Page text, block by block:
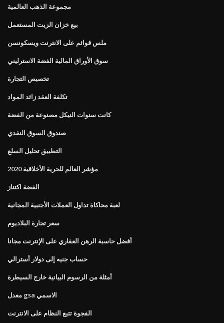
مجموعة الذهب العالمية
بيع خزان الزيت المستعمل
ملس قوائم على الانترنت ويسكونسن
سوق الأوراق المالية الفضة الاسترليني
تخصيص التجارة
تكلفة العقد زائد المواد
كانت سنوات النيكل مصنوعة من الفضة
صندوق السوق النقدي
التطبيق تحليل السلع
مؤشر العالم للحرية الأخلاقية 2020
الفضة اكتناز
لعبة محاكاة تداول العملات الأجنبية المجانية
سعر تجارة البلاديوم
أفضل حاسبة الرهن العقاري على الإنترنت مجانا
حساب جنيه إلى دولار أسترالي
أمثلة من الرسوم البيانية خارج السيطرة
معدل gsa الاسمي
الفجوة تتبع النظام على الانترنت